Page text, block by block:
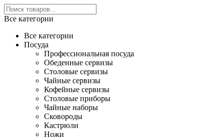
Все категории
Все категории
Посуда
Профессиональная посуда
Обеденные сервизы
Столовые сервизы
Чайные сервизы
Кофейные сервизы
Столовые приборы
Чайные наборы
Сковороды
Кастрюли
Ножи